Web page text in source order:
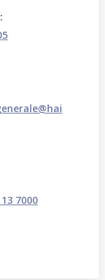
7000